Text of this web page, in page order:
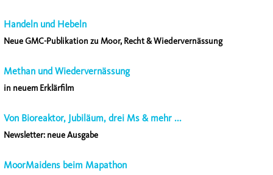
Handeln und Hebeln
Neue GMC-Publikation zu Moor, Recht & Wiedervernässung
Methan und Wiedervernässung
in neuem Erklärfilm
Von Bioreaktor, Jubiläum, drei Ms & mehr ...
Newsletter: neue Ausgabe
MoorMaidens beim Mapathon